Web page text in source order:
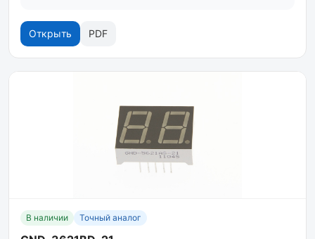
Открыть PDF
В наличии Точный аналог